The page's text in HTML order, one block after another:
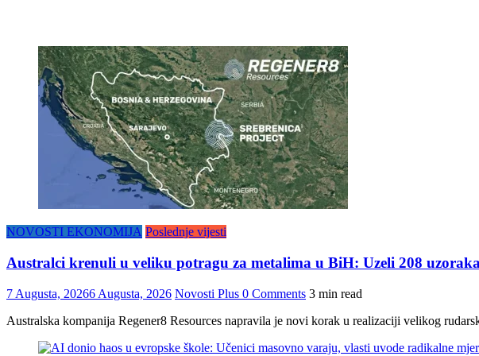
NOVOSTI EKONOMIJA Poslednje vijesti
Australci krenuli u veliku potragu za metalima u BiH: Uzeli 208
7 Augusta, 20266 Augusta, 2026 Novosti Plus 0 Comments 3 min read
Australska kompanija Regener8 Resources napravila je novi korak u realizaciji velikog